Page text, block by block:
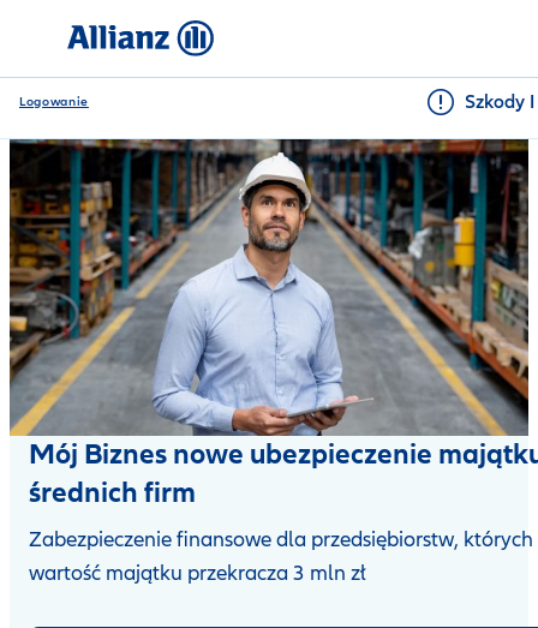
Logowanie Szkody
Mój Biznes nowe ubezpieczenie
średnich firm
Zabezpieczenie finansowe dla przedsiębiorstw, których
wartość majątku przekracza 3 mln zł
Zalety ubezpieczenia
Dla kogo ubezpieczenie